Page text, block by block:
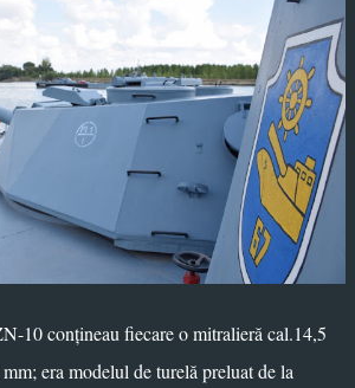
10 conțineau fiecare o mitralieră cal.14,5
era modelul de turelă preluat de la